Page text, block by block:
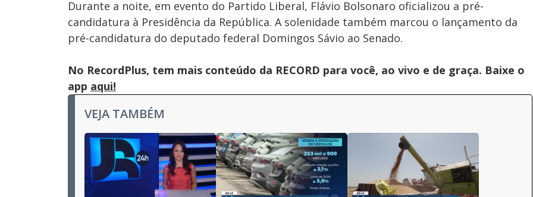
Durante a noite, em evento do Partido Liberal, Flávio Bolsonaro oficializou a pré-
candidatura à Presidência da República. A solenidade também marcou o lançamento da
pré-candidatura do deputado federal Domingos Sávio ao Senado.
No RecordPlus, tem mais conteúdo da RECORD para você, ao vivo e de graça. Baixe o
app aqui!
VEJA TAMBÉM